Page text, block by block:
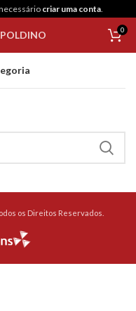
criar uma conta.
0
os Direitos Reservados.